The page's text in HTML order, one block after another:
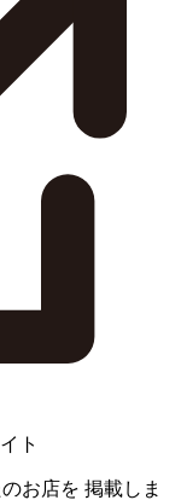
ト
お店を 掲載しま